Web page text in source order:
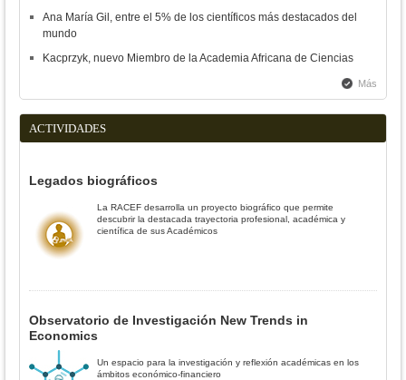
Ana María Gil, entre el 5% de los científicos más destacados del
mundo
Kacprzyk, nuevo Miembro de la Academia Africana de Ciencias
Más
ACTIVIDADES
Legados biográficos
La RACEF desarrolla un proyecto biográfico que permite
descubrir la destacada trayectoria profesional, académica y
científica de sus Académicos
Observatorio de Investigación New Trends in
Economics
Un espacio para la investigación y reflexión académicas en los
ámbitos económico-financiero